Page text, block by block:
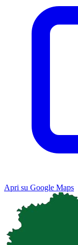
Apri su Google Maps
Map